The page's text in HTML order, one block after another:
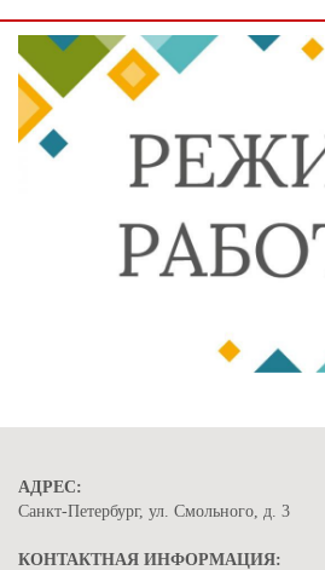
АДРЕС:
Санкт-Петербург, ул. Смольного, д. 3
КОНТАКТНАЯ ИНФОРМАЦИЯ: